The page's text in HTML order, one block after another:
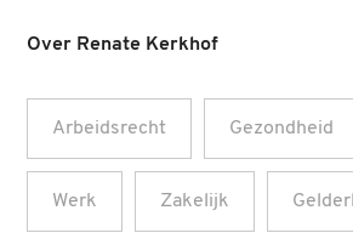
Over Renate Kerkhof
Arbeidsrecht Gezondheid
Werk Zakelijk